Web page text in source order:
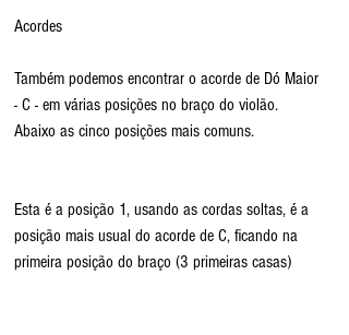
Acordes
Também podemos encontrar o acorde de Dó Maior
- C - em várias posições no braço do violão.
Abaixo as cinco posições mais comuns.
Esta é a posição 1, usando as cordas soltas, é a
posição mais usual do acorde de C, ficando na
primeira posição do braço (3 primeiras casas)